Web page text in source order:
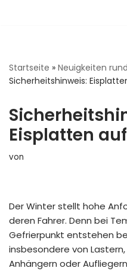
Startseite » Neuigkeiten
Sicherheitshinweis:
Eisplatten
von
Der Winter stellt hohe
deren Fahrer. Denn bei
Gefrierpunkt entstehen
insbesondere von
Anhängern oder